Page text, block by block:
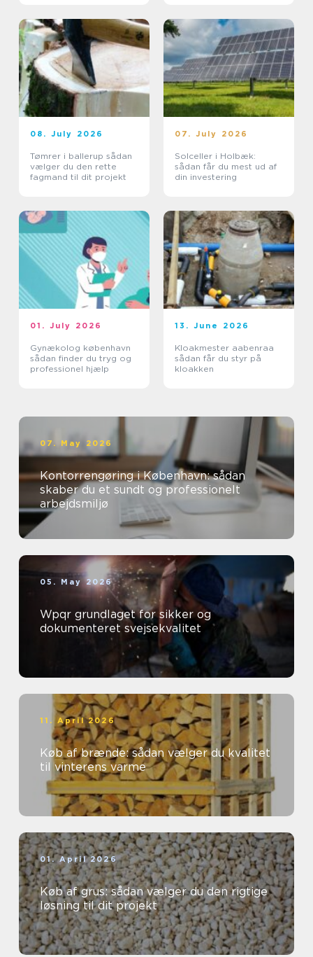
08. July 2026
Tømrer i ballerup sådan
vælger du den rette
fagmand til dit projekt
07. July 2026
Solceller i Holbæk:
sådan får du mest ud af
din investering
01. July 2026
Gynækolog københavn
sådan finder du tryg og
professionel hjælp
13. June 2026
Kloakmester aabenraa
sådan får du styr på
kloakken
07. May 2026
Kontorrengøring i København: sådan
skaber du et sundt og professionelt
arbejdsmiljø
05. May 2026
Wpqr grundlaget for sikker og
dokumenteret svejsekvalitet
11. April 2026
Køb af brænde: sådan vælger du kvalitet
til vinterens varme
01. April 2026
Køb af grus: sådan vælger du den rigtige
løsning til dit projekt